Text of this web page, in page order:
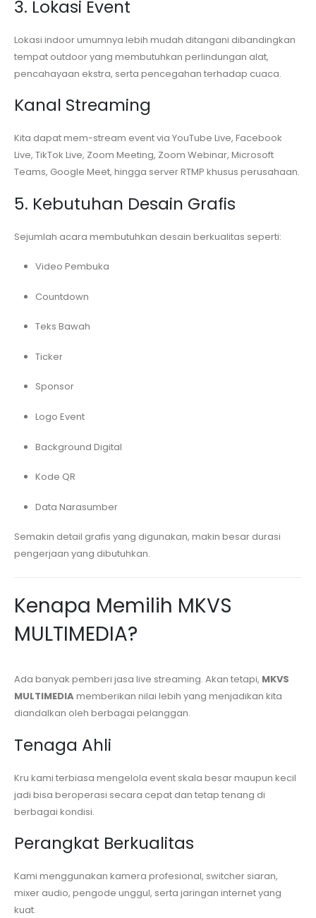
3. Lokasi Event
Lokasi indoor umumnya lebih mudah ditangani dibandingkan
tempat outdoor yang membutuhkan perlindungan alat,
pencahayaan ekstra, serta pencegahan terhadap cuaca.
Kanal Streaming
Kita dapat mem-stream event via YouTube Live, Facebook
Live, TikTok Live, Zoom Meeting, Zoom Webinar, Microsoft
Teams, Google Meet, hingga server RTMP khusus perusahaan.
5. Kebutuhan Desain Grafis
Sejumlah acara membutuhkan desain berkualitas seperti:
Video Pembuka
Countdown
Teks Bawah
Ticker
Sponsor
Logo Event
Background Digital
Kode QR
Data Narasumber
Semakin detail grafis yang digunakan, makin besar durasi
pengerjaan yang dibutuhkan.
Kenapa Memilih MKVS
MULTIMEDIA?
Ada banyak pemberi jasa live streaming. Akan tetapi, MKVS
MULTIMEDIAmemberikan nilai lebih yang menjadikan kita
diandalkan oleh berbagai pelanggan.
Tenaga Ahli
Kru kami terbiasa mengelola event skala besar maupun kecil
jadi bisa beroperasi secara cepat dan tetap tenang di
berbagai kondisi.
Perangkat Berkualitas
Kami menggunakan kamera profesional, switcher siaran,
mixer audio, pengode unggul, serta jaringan internet yang
kuat.